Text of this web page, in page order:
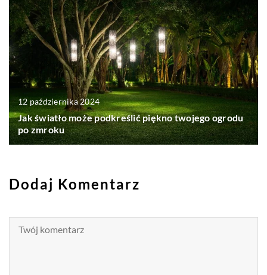
12 października 2024
Jak światło może podkreślić piękno twojego ogrodu
po zmroku
Dodaj Komentarz